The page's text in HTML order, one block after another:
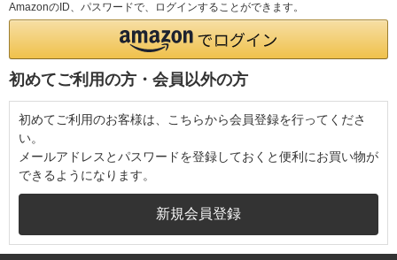
AmazonのID、パスワードで、ログインすることができます。
初めてご利用の方・会員以外の方
初めてご利用のお客様は、こちらから会員登録を行ってくださ
い。
メールアドレスとパスワードを登録しておくと便利にお買い物が
できるようになります。